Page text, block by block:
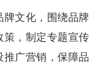
牌文化 ， 围绕品牌
策 ，制定专题宣传
推广营销，保障品